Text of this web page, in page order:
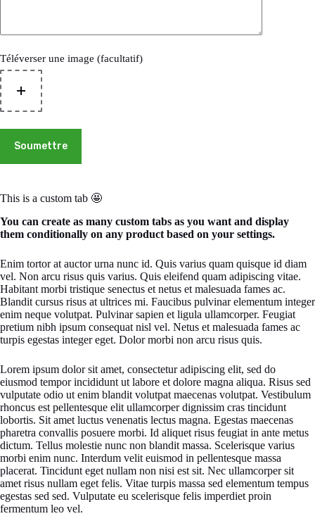
Téléverser une image (facultatif)
Soumettre
This is a custom tab 🤩
You can create as many custom tabs as you want and display
them conditionally on any product based on your settings.
Enim tortor at auctor urna nunc id. Quis varius quam quisque id diam
vel. Non arcu risus quis varius. Quis eleifend quam adipiscing vitae.
Habitant morbi tristique senectus et netus et malesuada fames ac.
Blandit cursus risus at ultrices mi. Faucibus pulvinar elementum integer
enim neque volutpat. Pulvinar sapien et ligula ullamcorper. Feugiat
pretium nibh ipsum consequat nisl vel. Netus et malesuada fames ac
turpis egestas integer eget. Dolor morbi non arcu risus quis.
Lorem ipsum dolor sit amet, consectetur adipiscing elit, sed do
eiusmod tempor incididunt ut labore et dolore magna aliqua. Risus sed
vulputate odio ut enim blandit volutpat maecenas volutpat. Vestibulum
rhoncus est pellentesque elit ullamcorper dignissim cras tincidunt
lobortis. Sit amet luctus venenatis lectus magna. Egestas maecenas
pharetra convallis posuere morbi. Id aliquet risus feugiat in ante metus
dictum. Tellus molestie nunc non blandit massa. Scelerisque varius
morbi enim nunc. Interdum velit euismod in pellentesque massa
placerat. Tincidunt eget nullam non nisi est sit. Nec ullamcorper sit
amet risus nullam eget felis. Vitae turpis massa sed elementum tempus
egestas sed sed. Vulputate eu scelerisque felis imperdiet proin
fermentum leo vel.